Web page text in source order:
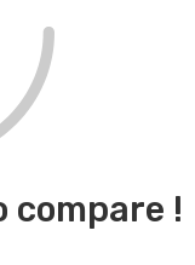
compare !